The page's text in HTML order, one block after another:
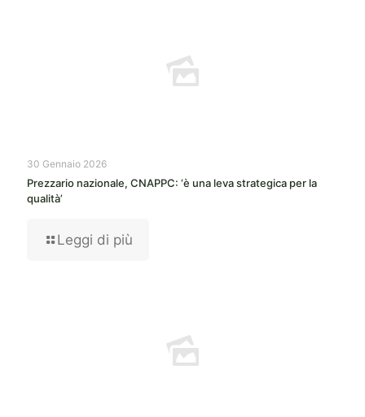
30 Gennaio 2026
Prezzario nazionale, CNAPPC: ‘è una leva strategica per la
qualità’
Leggi di più